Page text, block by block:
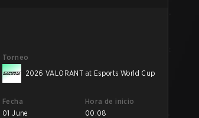
Torneo
2026 VALORANT at Esports World Cup
Fecha
01 June
Hora de inicio
00:08